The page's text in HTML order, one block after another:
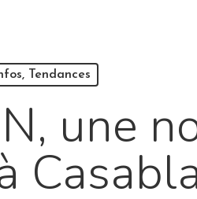
Tendances
une